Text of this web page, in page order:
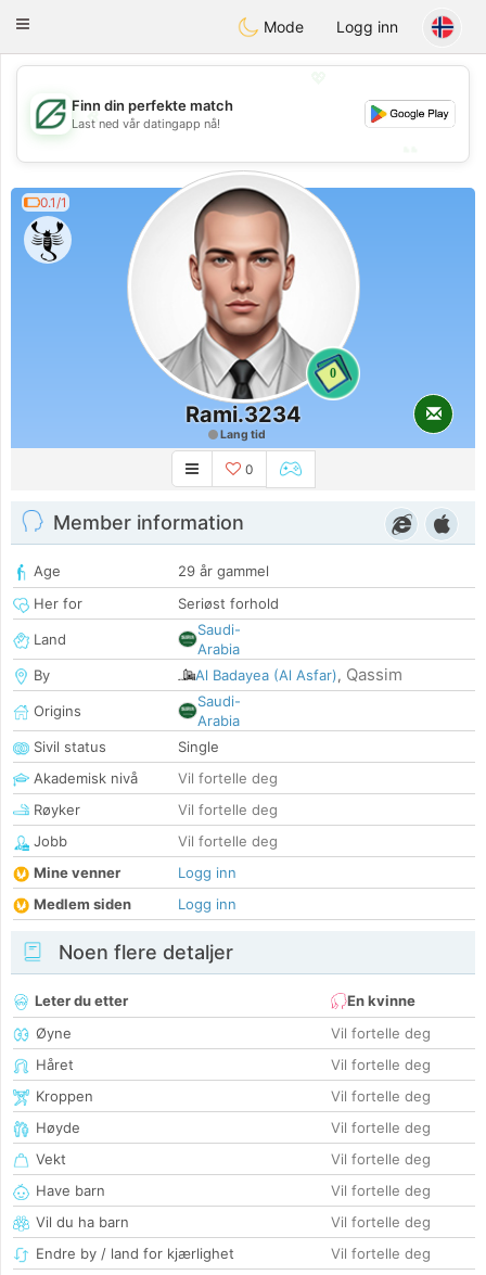
GulfDating
Toggle
Mode Logg inn
💖
💕
Finn din perfekte match
Last ned vår datingapp nå!
0.1/1
0
Rami.3234
Lang tid
0
Member information
Age
29 år gammel
Her for
Seriøst forhold
Land
Saudi-
Arabia
By
Al Badayea (Al Asfar), Qassim
Origins
Saudi-
Arabia
Sivil status
Single
Akademisk nivå
Vil fortelle deg
Røyker
Vil fortelle deg
Jobb
Vil fortelle deg
Mine venner
Logg inn
Medlem siden
Logg inn
Noen flere detaljer
Leter du etter
En kvinne
Øyne
Vil fortelle deg
Håret
Vil fortelle deg
Kroppen
Vil fortelle deg
Høyde
Vil fortelle deg
Vekt
Vil fortelle deg
Have barn
Vil fortelle deg
Vil du ha barn
Vil fortelle deg
Endre by / land for kjærlighet
Vil fortelle deg